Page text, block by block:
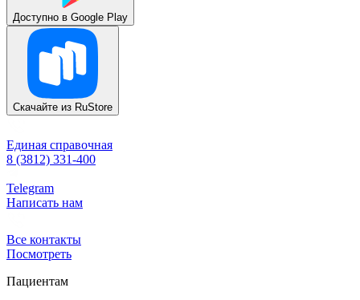
Доступно в Google Play
Скачайте из RuStore
Единая справочная
8 (3812) 331-400
Telegram
Написать нам
Все контакты
Посмотреть
Пациентам